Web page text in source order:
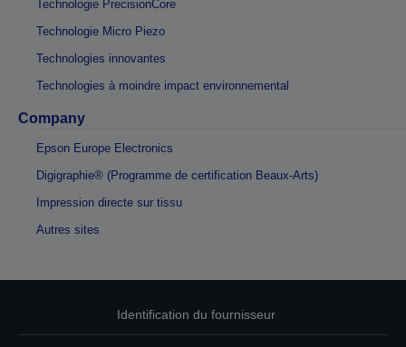
Technologie PrecisionCore
Technologie Micro Piezo
Technologies innovantes
Technologies à moindre impact environnemental
Company
Epson Europe Electronics
Digigraphie® (Programme de certification Beaux-Arts)
Impression directe sur tissu
Autres sites
Identification du fournisseur